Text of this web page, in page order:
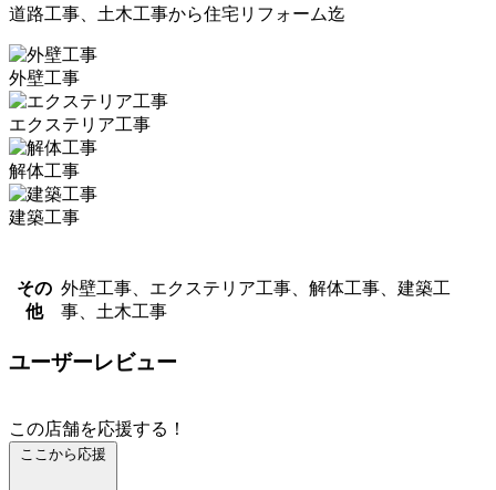
道路工事、土木工事から住宅リフォーム迄
外壁工事
エクステリア工事
解体工事
建築工事
その
他
外壁工事、エクステリア工事、解体工事、建築工
事、土木工事
ユーザーレビュー
この店舗を応援する！
ここから応援